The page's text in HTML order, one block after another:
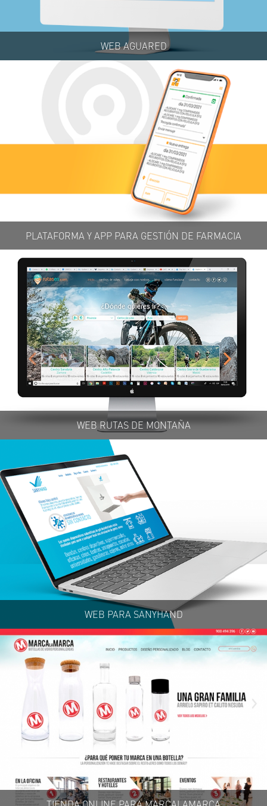
WEB AGUARED
PLATAFORMA Y APP PARA GESTIÓN DE FARMACIA
WEB RUTAS DE MONTAÑA
WEB PARA SANYHAND